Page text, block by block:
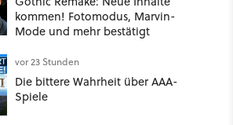
kommen! Fotomodus, Marvin-
Mode und mehr bestätigt
vor 23 Stunden
Die bittere Wahrheit über AAA-
Spiele